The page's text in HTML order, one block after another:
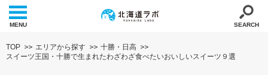
MENU SEARCH
TOP エリアから探す
十勝・日高
スイーツ王国・十勝で生まれたわざわざ食べたいおいしいスイーツ９選